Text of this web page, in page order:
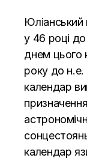
у 46 році
днем цього
року до н.е.
календар
календар